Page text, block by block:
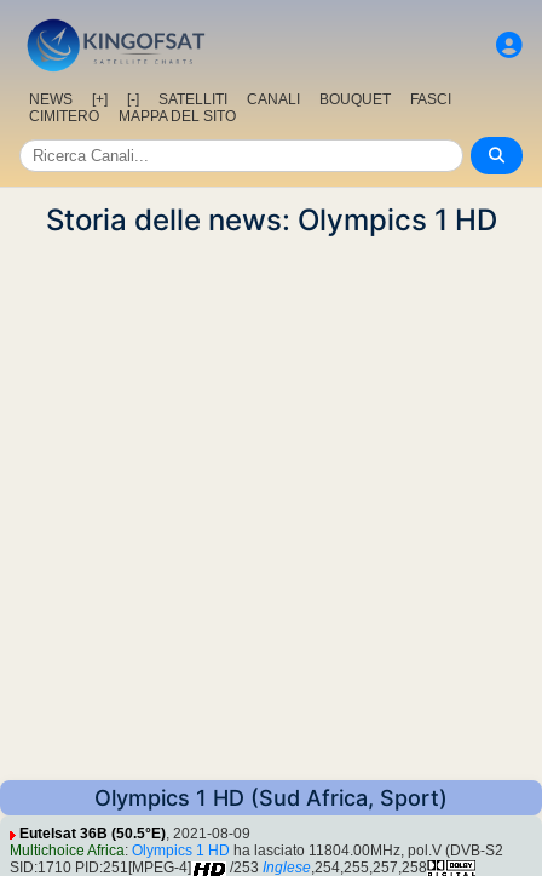
NEWS [+] [-] SATELLITI CANALI BOUQUET
FASCI
CIMITERO
MAPPA DEL SITO
Storia delle news: Olympics 1 HD
Olympics 1 HD (Sud Africa, Sport)
Eutelsat 36B (50.5°E), 2021-08-09
Multichoice Africa: Olympics 1 HD ha lasciato 11804.00MHz, pol.V (DVB-S2
SID:1710 PID:251[MPEG-4]
/253 Inglese,254,255,257,258